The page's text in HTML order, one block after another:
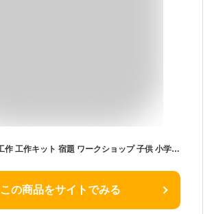
夏休み 自由研究 工作 工作キット 宿題 ワークショップ 子供 小学生 中学生 高学年 女の子 男の子 糸かけ曼荼羅 制作キット 手芸キット ハンドメイドキット 手作りキット 手芸セット 材料セット 簡単 初心者
この商品をサイトでみる